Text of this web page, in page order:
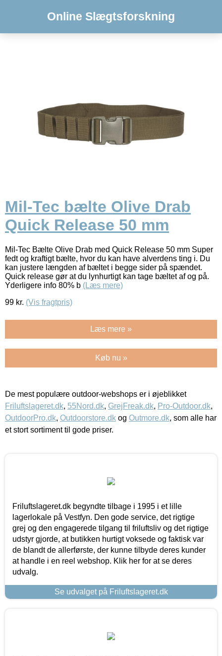
Online Slægtsforskning
Mil-Tec bælte Olive Drab
Quick Release 50 mm
Mil-Tec Bælte Olive Drab med Quick Release 50 mm Super
fedt og kraftigt bælte, hvor du kan have alverdens ting i. Du
kan justere længden af bæltet i begge sider på spændet.
Quick release gør at du lynhurtigt kan tage bæltet af og på.
Yderligere info 80% b (Læs mere)
99 kr. (Vis fragtpris)
Læs mere »
Køb nu »
De mest populære outdoor-webshops er i øjeblikket
Friluftslageret.dk, 55Nord.dk, GrejFreak.dk, Pro-Outdoor.dk,
OutdoorPro.dk, Outdoorstore.dk og Outmore.dk, som alle har
et stort sortiment til gode priser.
Friluftslageret.dk begyndte tilbage i 1995 i et lille
lagerlokale på Vestfyn. Den gode service, det rigtige
grej og den engagerede tilgang til friluftsliv og det rigtige
udstyr gjorde, at butikken hurtigt voksede og faktisk var
de blandt de allerførste, der kunne tilbyde deres kunder
at handle i en reel webshop. Klik her for at se deres
udvalg.
Se udvalget på Friluftslageret.dk